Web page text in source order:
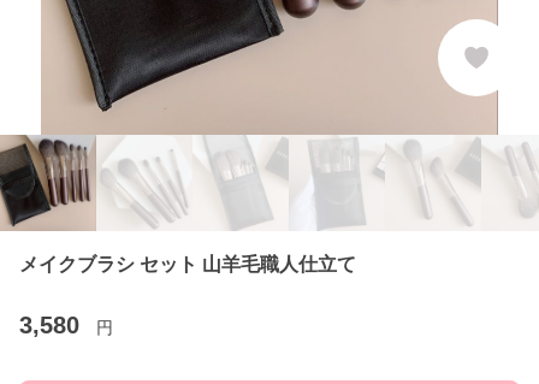
メイクブラシ セット 山羊毛職人仕立て
3,580 円